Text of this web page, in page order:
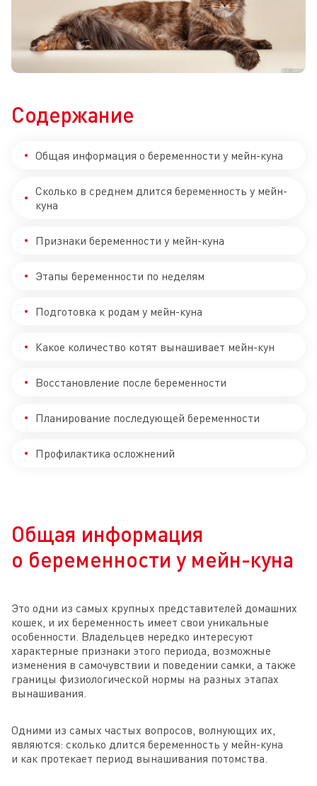
Содержание
Общая информация о беременности у мейн-куна
Сколько в среднем длится беременность у мейн-
куна
Признаки беременности у мейн-куна
Этапы беременности по неделям
Подготовка к родам у мейн-куна
Какое количество котят вынашивает мейн-кун
Восстановление после беременности
Планирование последующей беременности
Профилактика осложнений
Общая информация
о беременности у мейн-куна
Это одни из самых крупных представителей домашних
кошек, и их беременность имеет свои уникальные
особенности. Владельцев нередко интересуют
характерные признаки этого периода, возможные
изменения в самочувствии и поведении самки, а также
границы физиологической нормы на разных этапах
вынашивания.
Одними из самых частых вопросов, волнующих их,
являются: сколько длится беременность у мейн-куна
и как протекает период вынашивания потомства.